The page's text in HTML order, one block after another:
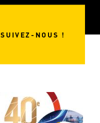
SUIVEZ-NOUS !